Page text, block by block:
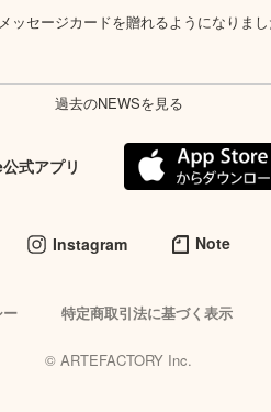
ッセージカードを贈れるようになりま
過去のNEWSを見る
式アプリ
Instagram Note
特定商取引法に基づく表示
© ARTEFACTORY Inc.